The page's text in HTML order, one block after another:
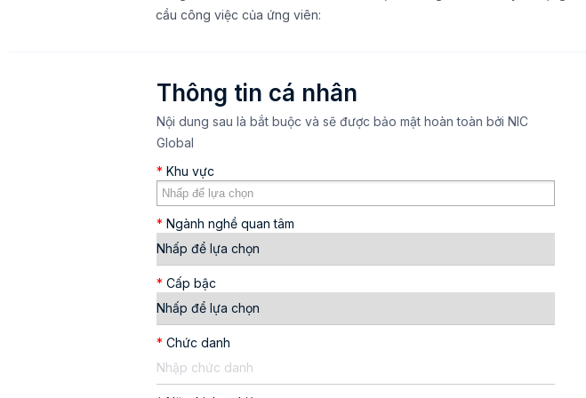
cầu công việc của ứng viên:
Thông tin cá nhân
Nội dung sau là bắt buộc và sẽ được bảo mật hoàn toàn bởi NIC
Global
* Khu vực
* Ngành nghề quan tâm
* Cấp bậc
* Chức danh